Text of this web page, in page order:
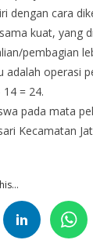
dengan cara
kuat, yang
pembagian
operasi
= 24.
pada mata
Kecamatan